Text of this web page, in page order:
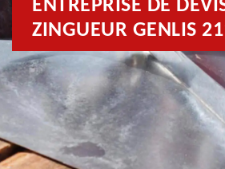
ENTREPRISE DE
ZINGUEUR GENLIS